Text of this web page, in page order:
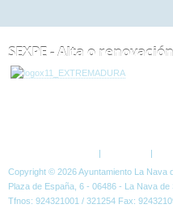
SEXPE - Alta o renovación
| |
Copyright © 2026 Ayuntamiento La
Plaza de España, 6 - 06486 - La Nava de
Tfnos: 924321001 / 321254 Fax: